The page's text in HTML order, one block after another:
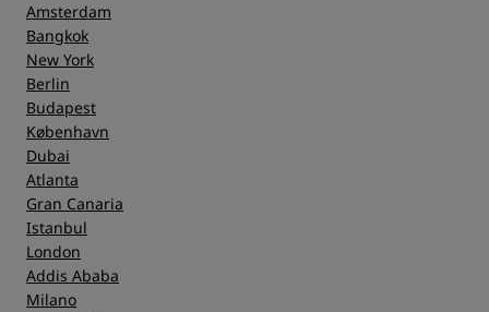
Amsterdam
Bangkok
New York
Berlin
Budapest
København
Dubai
Atlanta
Gran Canaria
Istanbul
London
Addis Ababa
Milano